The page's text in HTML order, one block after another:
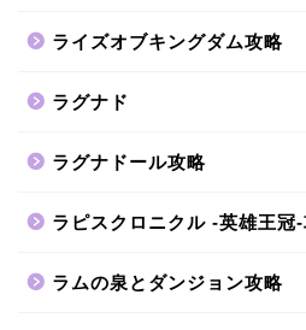
ライズオブキングダム攻略
ラグナド
ラグナドール攻略
ラピスクロニクル -英雄王冠
ラムの泉とダンジョン攻略